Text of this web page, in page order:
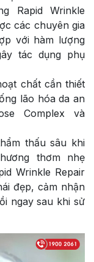
Rapid Wrinkle
các chuyên gia
với hàm lượng
tác dụng phụ
chất cần thiết
lão hóa da an
Complex và
thấu sâu khi
thơm nhẹ
Wrinkle Repair
đẹp, cảm nhận
ngay sau khi sử